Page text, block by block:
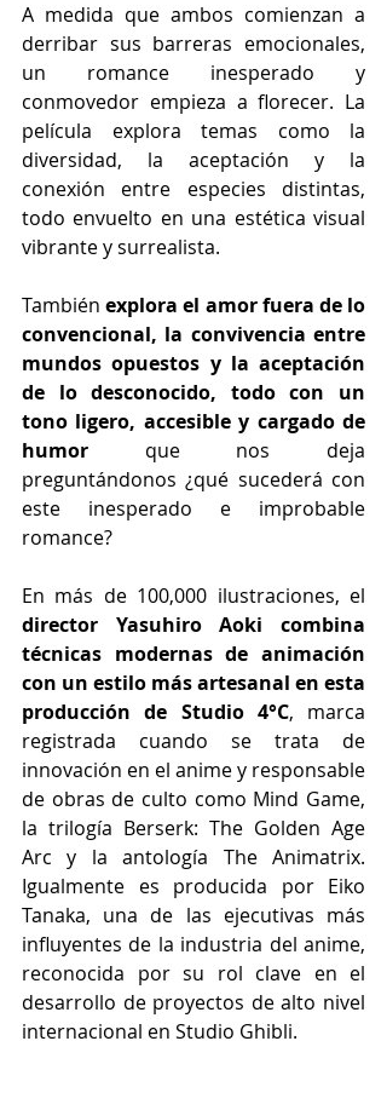
A medida que ambos comienzan a
derribar sus barreras emocionales,
un romance inesperado y
conmovedor empieza a florecer. La
película explora temas como la
diversidad, la aceptación y la
conexión entre especies distintas,
todo envuelto en una estética visual
vibrante y surrealista.
También explora el amor fuera de lo
convencional, la convivencia entre
mundos opuestos y la aceptación
de lo desconocido, todo con un
tono ligero, accesible y cargado de
humor que nos deja
preguntándonos ¿qué sucederá con
este inesperado e improbable
romance?
En más de 100,000 ilustraciones, el
director
Yasuhiro Aoki combina
técnicas modernas de animación
con un estilo más artesanal en esta
producción de Studio 4°C, marca
registrada cuando se trata de
innovación en el anime y responsable
de obras de culto como Mind Game,
la trilogía Berserk: The Golden Age
Arc y la antología The Animatrix.
Igualmente es producida por Eiko
Tanaka, una de las ejecutivas más
influyentes de la industria del anime,
reconocida por su rol clave en el
desarrollo de proyectos de alto nivel
internacional en Studio Ghibli.